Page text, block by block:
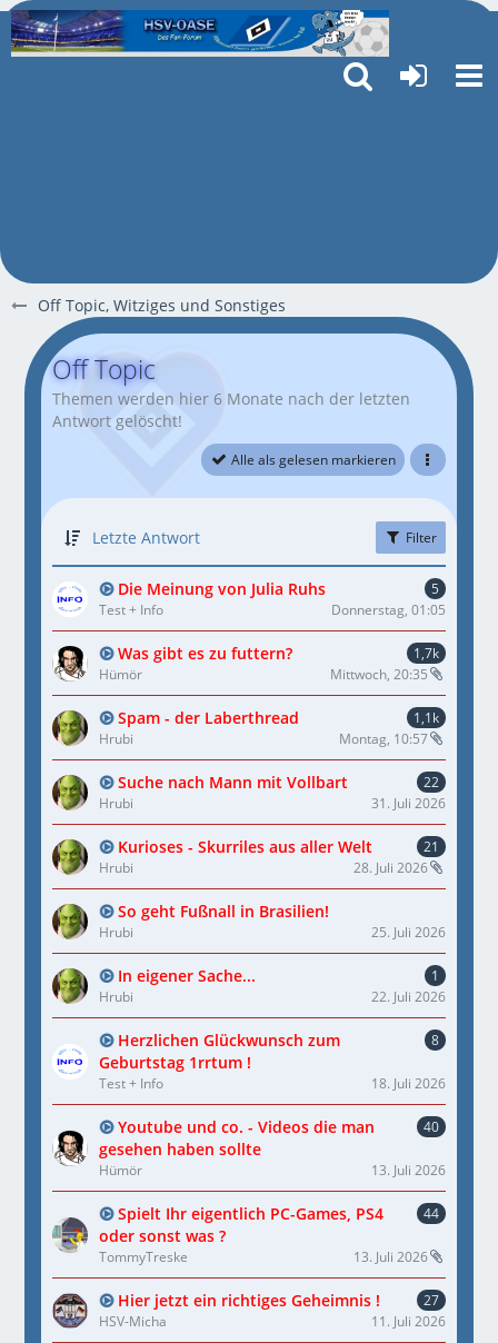
Off Topic, Witziges und Sonstiges
Off Topic
Themen werden hier 6 Monate nach der letzten
Antwort gelöscht!
Alle als gelesen markieren
Letzte Antwort Filter
Die Meinung von Julia Ruhs
5
Test + Info
Donnerstag, 01:05
Was gibt es zu futtern?
1,7k
Hümör
Mittwoch, 20:35
Spam - der Laberthread
1,1k
Hrubi
Montag, 10:57
Suche nach Mann mit Vollbart
22
Hrubi
31. Juli 2026
Kurioses - Skurriles aus aller Welt
21
Hrubi
28. Juli 2026
So geht Fußnall in Brasilien!
Hrubi 25. Juli 2026
In eigener Sache...
1
Hrubi
22. Juli 2026
Herzlichen Glückwunsch zum
Geburtstag 1rrtum !
8
Test + Info 18. Juli 2026
Youtube und co. - Videos die man
gesehen haben sollte
40
Hümör 13. Juli 2026
Spielt Ihr eigentlich PC-Games, PS4
oder sonst was ?
44
TommyTreske 13. Juli 2026
Hier jetzt ein richtiges Geheimnis !
27
HSV-Micha
11. Juli 2026